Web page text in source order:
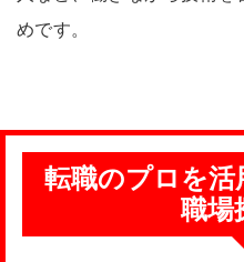
めです。
転職のプロを
職場